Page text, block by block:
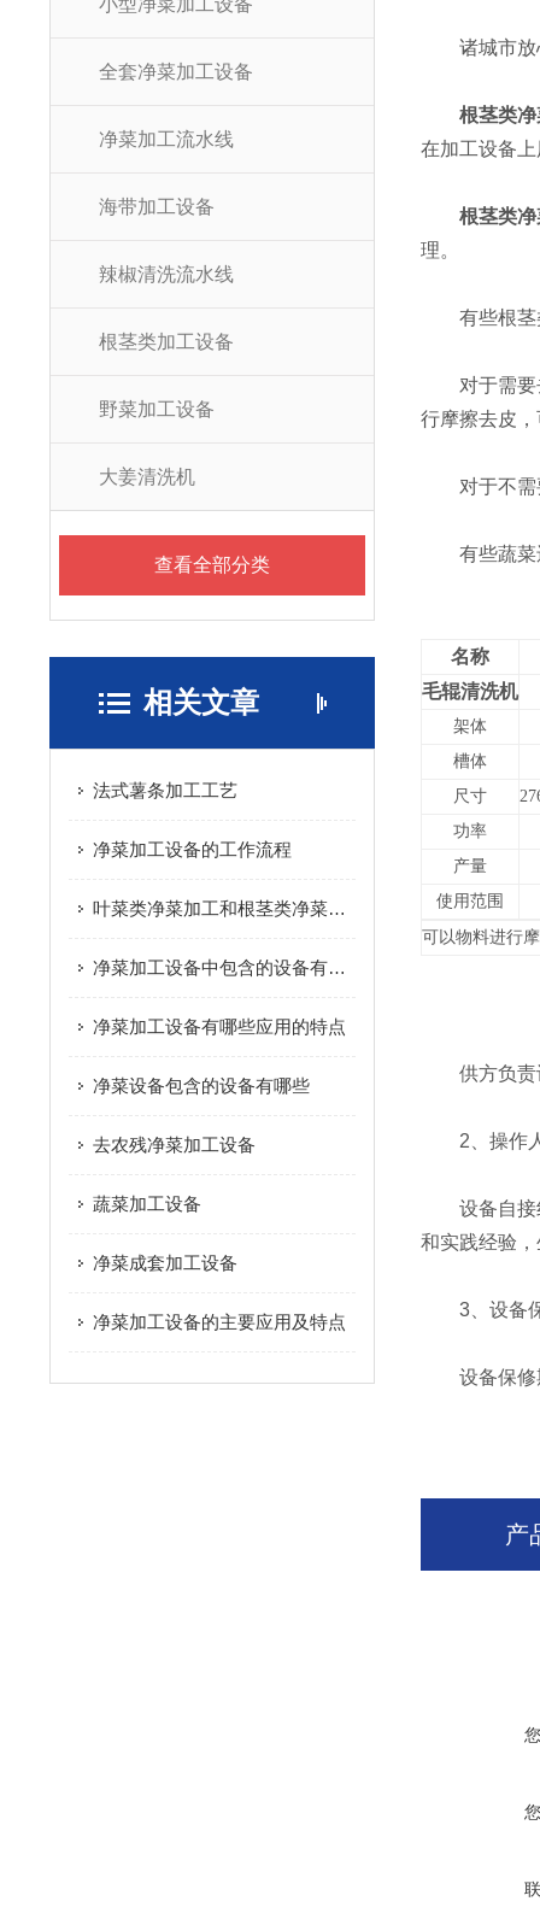
小型净菜加工设备
全套净菜加工设备
净菜加工流水线
海带加工设备
辣椒清洗流水线
根茎类加工设备
野菜加工设备
大姜清洗机
查看全部分类
相关文章
法式薯条加工工艺
净菜加工设备的工作流程
叶菜类净菜加工和根茎类净菜加工这个两种模式的区别是什么？
净菜加工设备中包含的设备有哪些
净菜加工设备有哪些应用的特点
净菜设备包含的设备有哪些
去农残净菜加工设备
蔬菜加工设备
净菜成套加工设备
净菜加工设备的主要应用及特点
诸城市放心
根茎类
在加工设备
根茎类
理。
有些根茎类
对于需要去
行摩擦去皮
对于不需要
有些蔬菜还
名称
毛辊清洗机
架体
槽体
尺寸
功率
产量
使用范围
可以物料进行
供方负责设
2、操作
设备自接线
和实践经验
3、设备
设备保修期
产